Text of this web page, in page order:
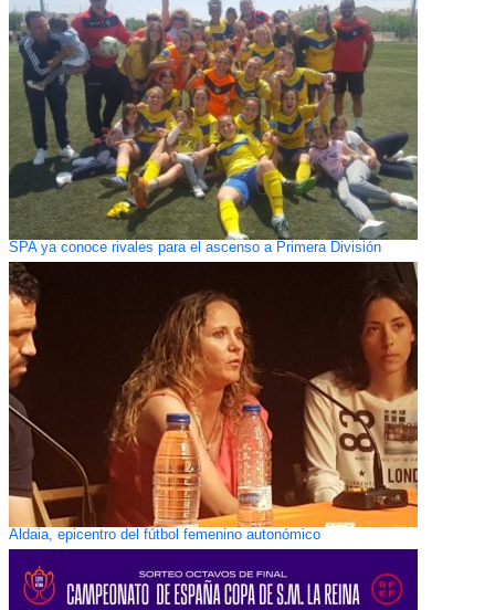
SPA ya conoce rivales para el ascenso a Primera División
Aldaia, epicentro del fútbol femenino autonómico